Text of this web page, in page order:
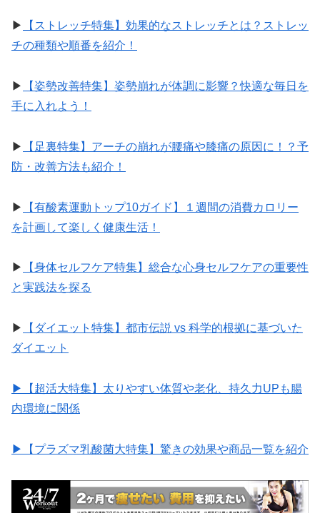
▶︎
【ストレッチ特集】効果的なストレッチとは？ストレッ
チの種類や順番を紹介！
▶︎
【姿勢改善特集】姿勢崩れが体調に影響？快適な毎日を
手に入れよう！
▶︎
【足裏特集】アーチの崩れが腰痛や膝痛の原因に！？予
防・改善方法も紹介！
▶︎
【有酸素運動トップ10ガイド】１週間の消費カロリー
を計画して楽しく健康生活！
▶︎
【身体セルフケア特集】総合な心身セルフケアの重要性
と実践法を探る
▶︎
【ダイエット特集】都市伝説 vs 科学的根拠に基づいた
ダイエット
▶︎【超活大特集】太りやすい体質や老化、持久力UPも腸
内環境に関係
▶︎【プラズマ乳酸菌大特集】驚きの効果や商品一覧を紹介